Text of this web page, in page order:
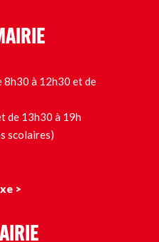
8h30 à 12h30 et de
de 13h30 à 19h
scolaires)
>